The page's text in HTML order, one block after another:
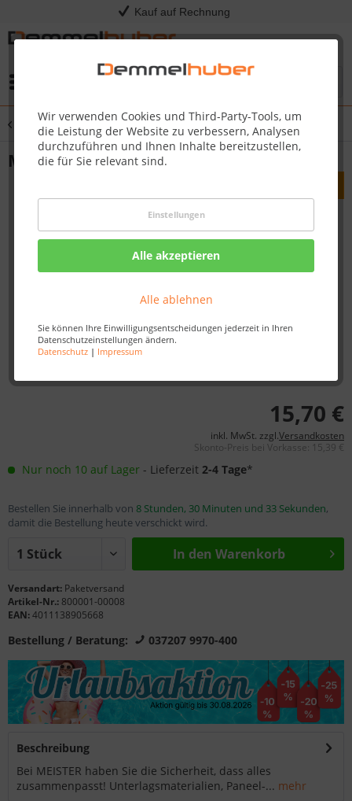
Kauf auf Rechnung
Wir verwenden Cookies und Third-Party-Tools, um
die Leistung der Website zu verbessern, Analysen
durchzuführen und Ihnen Inhalte bereitzustellen,
die für Sie relevant sind.
Einstellungen
Alle akzeptieren
Alle ablehnen
Sie können Ihre Einwilligungsentscheidungen jederzeit in Ihren
Datenschutzeinstellungen ändern.
Datenschutz| Impressum
Übersicht Verlegezubehör
Montagekeil
15,70 €
inkl. MwSt. zzgl.Versandkosten
Skonto-Preis bei Vorkasse: 15,39 €
Nur noch 10 auf Lager - Lieferzeit 2-4 Tage*
Bestellen Sie innerhalb von 8 Stunden, 30 Minuten und 33 Sekunden,
damit die Bestellung heute verschickt wird.
In den Warenkorb
Versandart: Paketversand
Artikel-Nr.: 800001-00008
EAN:4011138905668
Bestellung / Beratung: 037207 9970-400
Beschreibung
Bei MEISTER haben Sie die Sicherheit, dass alles
zusammenpasst! Unterlagsmaterialien, Paneel-... mehr